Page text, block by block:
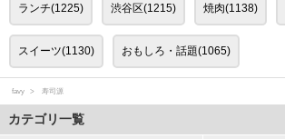
ランチ(1225) 渋谷区(1215) 焼肉(1138)
スイーツ(1130) おもしろ・話題(1065)
favy 寿司源
カテゴリ一覧